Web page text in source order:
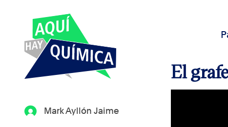
Mark Ayllón Jaime
El